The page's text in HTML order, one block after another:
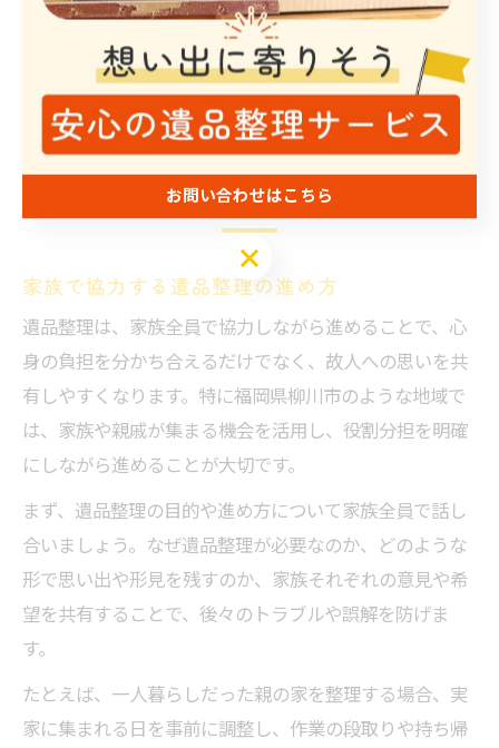
早期に話し合いの場を持つことで、スムーズに作業が進
んだという声が多く聞かれます。
家族で取り組む遺品整理のコツ
家族で協力する遺品整理の進め方
遺品整理は、家族全員で協力しながら進めることで、心
身の負担を分かち合えるだけでなく、故人への思いを共
有しやすくなります。特に福岡県柳川市のような地域で
は、家族や親戚が集まる機会を活用し、役割分担を明確
にしながら進めることが大切です。
まず、遺品整理の目的や進め方について家族全員で話し
合いましょう。なぜ遺品整理が必要なのか、どのような
形で思い出や形見を残すのか、家族それぞれの意見や希
望を共有することで、後々のトラブルや誤解を防げま
す。
たとえば、一人暮らしだった親の家を整理する場合、実
家に集まれる日を事前に調整し、作業の段取りや持ち帰
お問い合わせはこちら
お問い合わせはこちら